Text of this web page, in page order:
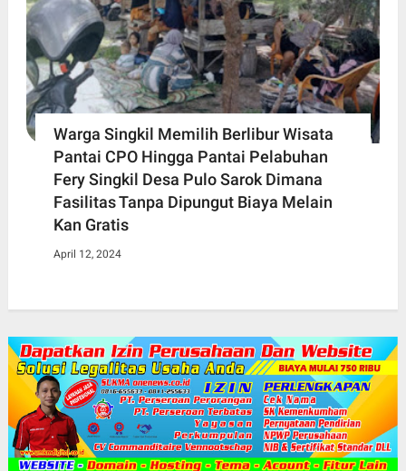
Warga Singkil Memilih Berlibur Wisata
Pantai CPO Hingga Pantai Pelabuhan
Fery Singkil Desa Pulo Sarok Dimana
Fasilitas Tanpa Dipungut Biaya Melain
Kan Gratis
April 12, 2024